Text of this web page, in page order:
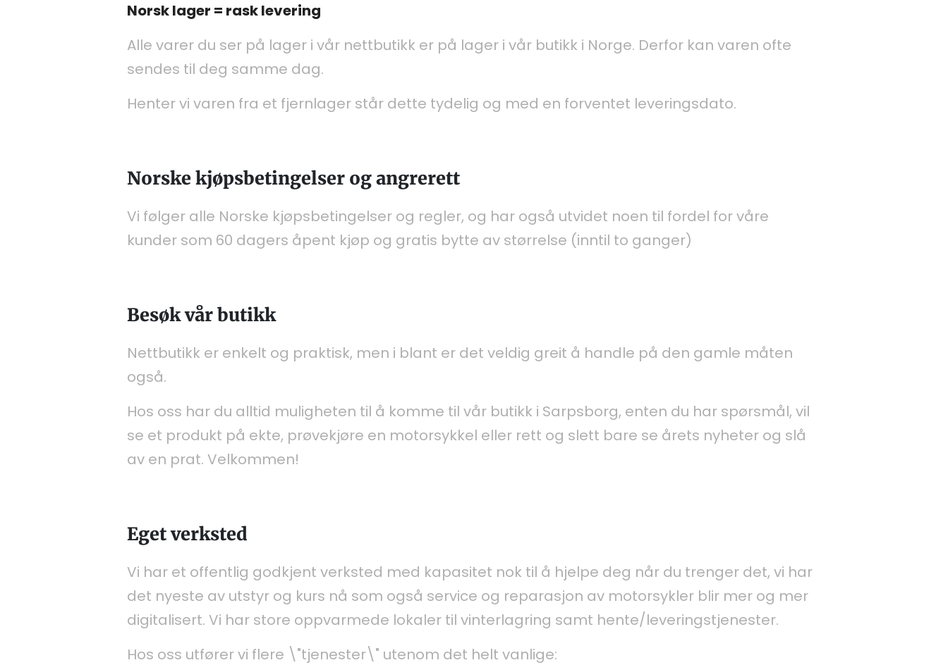
Norsk lager = rask levering
Alle varer du ser på lager i vår nettbutikk er på lager i vår butikk i Norge. Derfor kan varen ofte
sendes til deg samme dag.
Henter vi varen fra et fjernlager står dette tydelig og med en forventet leveringsdato.
Norske kjøpsbetingelser og angrerett
Vi følger alle Norske kjøpsbetingelser og regler, og har også utvidet noen til fordel for våre
kunder som 60 dagers åpent kjøp og gratis bytte av størrelse (inntil to ganger)
Besøk vår butikk
Nettbutikk er enkelt og praktisk, men i blant er det veldig greit å handle på den gamle måten
også.
Hos oss har du alltid muligheten til å komme til vår butikk i Sarpsborg, enten du har spørsmål, vil
se et produkt på ekte, prøvekjøre en motorsykkel eller rett og slett bare se årets nyheter og slå
av en prat. Velkommen!
Eget verksted
Vi har et offentlig godkjent verksted med kapasitet nok til å hjelpe deg når du trenger det, vi har
det nyeste av utstyr og kurs nå som også service og reparasjon av motorsykler blir mer og mer
digitalisert. Vi har store oppvarmede lokaler til vinterlagring samt hente/leveringstjenester.
Hos oss utfører vi flere \"tjenester\" utenom det helt vanlige: